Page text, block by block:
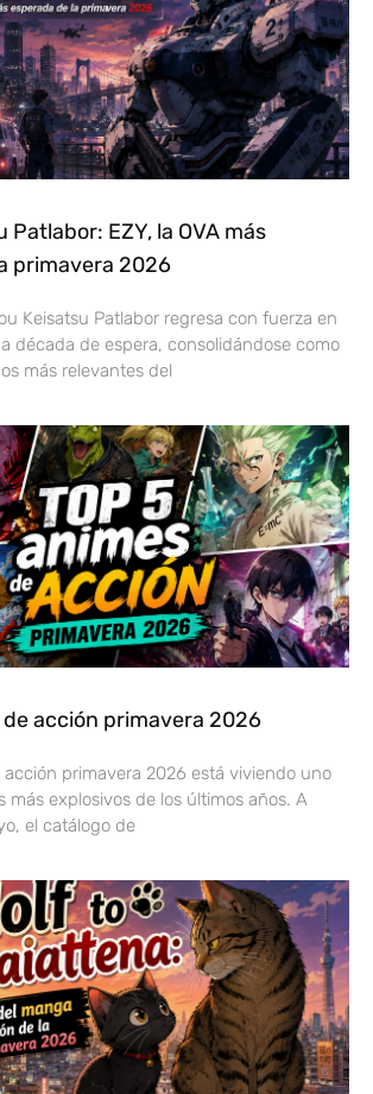
Patlabor: EZY, la OVA más
primavera 2026
Keisatsu Patlabor regresa con fuerza en
década de espera, consolidándose como
más relevantes del
de acción primavera 2026
primavera 2026 está viviendo uno
más explosivos de los últimos años. A
el catálogo de